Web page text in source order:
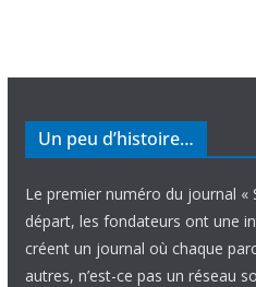
Un peu d’histoire…
Le premier numéro du journal «
départ, les fondateurs ont une
créent un journal où chaque
autres, n’est-ce pas un réseau